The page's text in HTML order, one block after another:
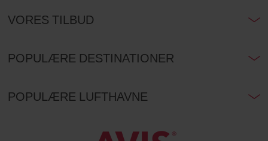
VORES TILBUD
POPULÆRE DESTINATIONER
POPULÆRE LUFTHAVNE